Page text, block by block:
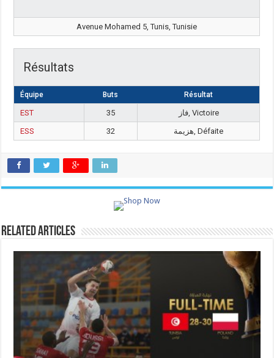
Avenue Mohamed 5, Tunis, Tunisie
Résultats
Équipe Buts Résultat
EST 35
فاز, Victoire
ESS
32 هزيمة, Défaite
Related Articles